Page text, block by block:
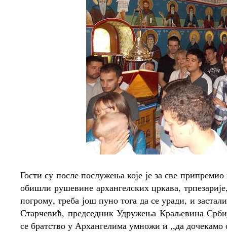
Гости су после послужења које је за све
обишли рушевине архангелских цркава,
погрому, треба још пуно тога да се уради, и
Старчевић, председник Удружења Краљевина
се братство у Архангелима умножи и ,,да